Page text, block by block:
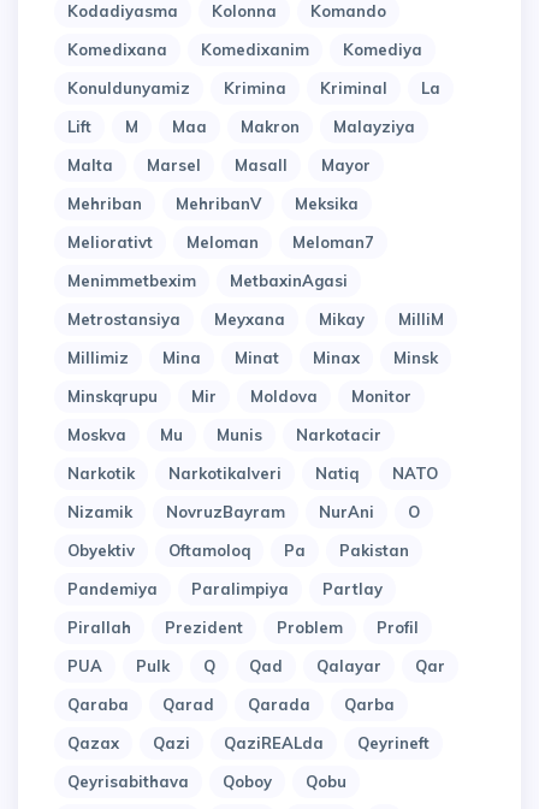
Kodadiyasma
Kolonna
Komando
Komedixana
Komedixanim
Komediya
Konuldunyamiz
Krimina Kriminal
La
Lift
M Maa Makron
Malayziya
Malta
Marsel Masall
Mayor
Mehriban
MehribanV
Meksika
Meliorativt
Meloman
Meloman7
Menimmetbexim
MetbaxinAgasi
Metrostansiya
Meyxana Mikay
MilliM
Millimiz
Mina Minat Minax
Minsk
Minskqrupu
Mir Moldova
Monitor
Moskva
Mu Munis
Narkotacir
Narkotik
Narkotikalveri Natiq
NATO
Nizamik
NovruzBayram NurAni
O
Obyektiv
Oftamoloq Pa
Pakistan
Pandemiya
Paralimpiya
Partlay
Pirallah
Prezident Problem
Profil
PUA
Pulk Q Qad Qalayar
Qar
Qaraba
Qarad Qarada
Qarba
Qazax
Qazi QaziREALda
Qeyrineft
Qeyrisabithava
Qoboy Qobu